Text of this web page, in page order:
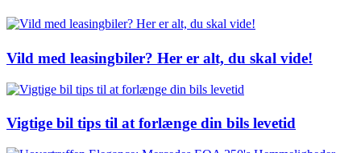
Vild med leasingbiler? Her er alt, du skal vide!
Vigtige bil tips til at forlænge din bils levetid